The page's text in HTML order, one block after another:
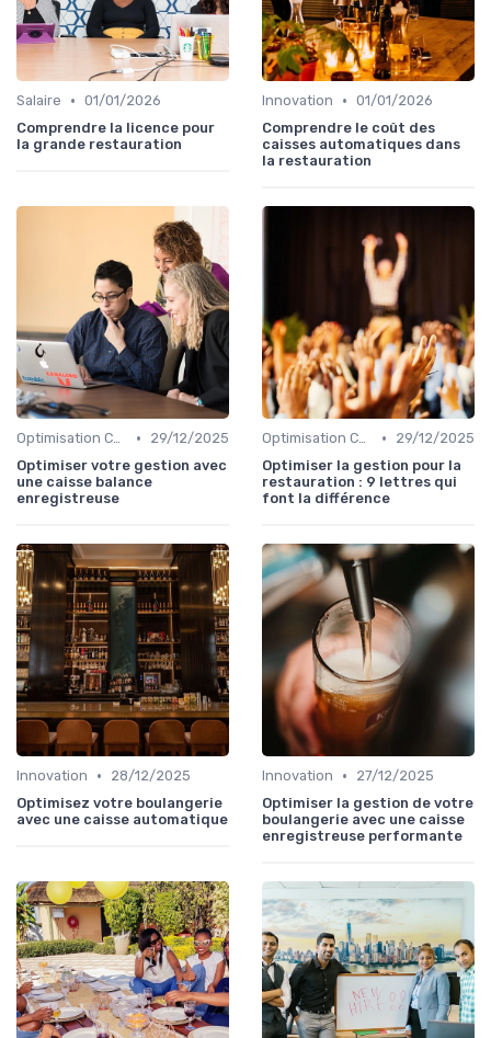
Salaire • 01/01/2026
Comprendre la licence pour
la grande restauration
Innovation • 01/01/2026
Comprendre le coût des
caisses automatiques dans
la restauration
Optimisation Coûts •
29/12/2025
Optimiser votre gestion avec
une caisse balance
enregistreuse
Optimisation Coûts •
29/12/2025
Optimiser la gestion pour la
restauration : 9 lettres qui
font la différence
Innovation •
28/12/2025
Optimisez votre boulangerie
avec une caisse automatique
Innovation •
27/12/2025
Optimiser la gestion de votre
boulangerie avec une caisse
enregistreuse performante